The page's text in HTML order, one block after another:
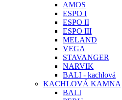
AMOS
ESPO I
ESPO II
ESPO III
MELAND
VEGA
STAVANGER
NARVIK
BALI - kachlová
KACHLOVÁ KAMNA
BALI